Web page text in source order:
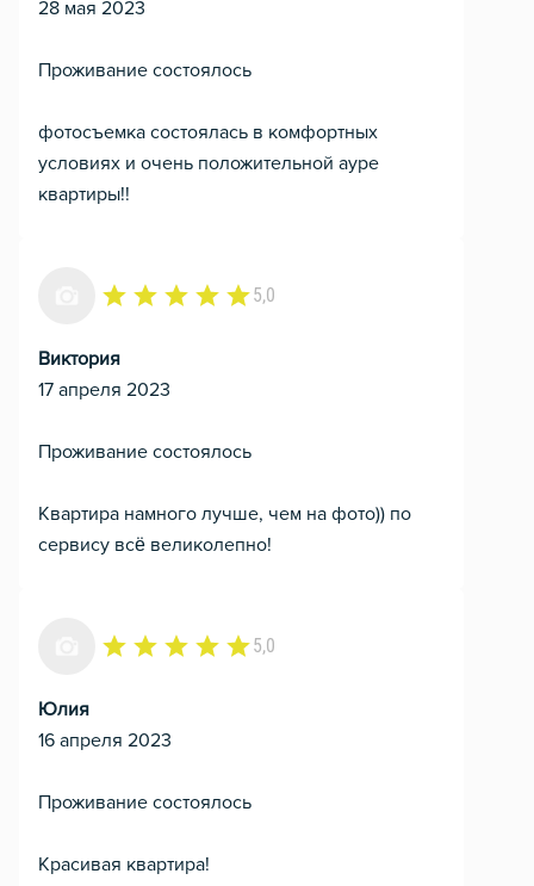
28 мая 2023
Проживание состоялось
фотосъемка состоялась в комфортных
условиях и очень положительной ауре
квартиры!!
5,0
Виктория
17 апреля 2023
Проживание состоялось
Квартира намного лучше, чем на фото)) по
сервису всё великолепно!
5,0
Юлия
16 апреля 2023
Проживание состоялось
Красивая квартира!